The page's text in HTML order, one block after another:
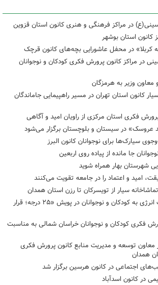
در مراکز فرهنگی و هنری کانون استان قزوین
کانون استان بوشهر
کربلا» در محفل عاشورایی بچه‌های کانون قرچک
در مراکز کانون پرورش فکری کودکان و نوجوانان
وزیر به هرمزگان
کانون استان تهران در مسیر راهپیمایی جاماندگان
فکری استان مرکزی از راویان امید و آگاهی
عروسک» در سیستان و بلوچستان برگزار می‌شود
سیارک‌ها برای نوجوانان کانون البرز
جا مانده از پیاده روی اربعین
شهرستان بهار همراه شوید
امید و اعتماد را در جامعه تقویت می‌کنند
سیار از تویسرکان تا رزن استان همدان
آموزش مدیریت مصرف انرژی به کودکان و نوجوانان در پویش «۲۵ درجه؛ قرار
فکری کودکان و نوجوانان خراسان شمالی به مناسبت
توسعه و مدیریت منابع کانون پرورش فکری
همدان
اجتماعی در کانون هرسین برگزار شد
در کانون اسدآباد